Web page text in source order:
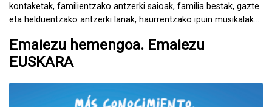
kontaketak, familientzako antzerki saioak, familia bestak, gazte
eta helduentzako antzerki lanak, haurrentzako ipuin musikalak
Emaiezu hemengoa. Emaiezu
EUSKARA